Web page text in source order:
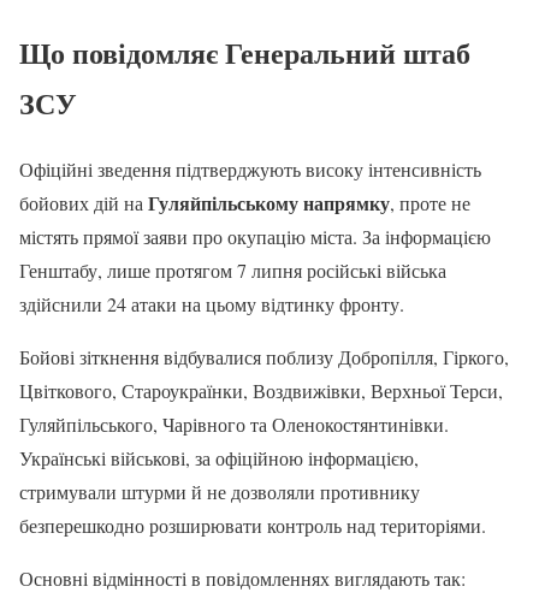
Що повідомляє Генеральний штаб
ЗСУ
Офіційні зведення підтверджують високу інтенсивність
бойових дій на Гуляйпільському напрямку, проте не
містять прямої заяви про окупацію міста. За інформацією
Генштабу, лише протягом 7 липня російські війська
здійснили 24 атаки на цьому відтинку фронту.
Бойові зіткнення відбувалися поблизу Добропілля, Гіркого,
Цвіткового, Староукраїнки, Воздвижівки, Верхньої Терси,
Гуляйпільського, Чарівного та Оленокостянтинівки.
Українські військові, за офіційною інформацією,
стримували штурми й не дозволяли противнику
безперешкодно розширювати контроль над територіями.
Основні відмінності в повідомленнях виглядають так: